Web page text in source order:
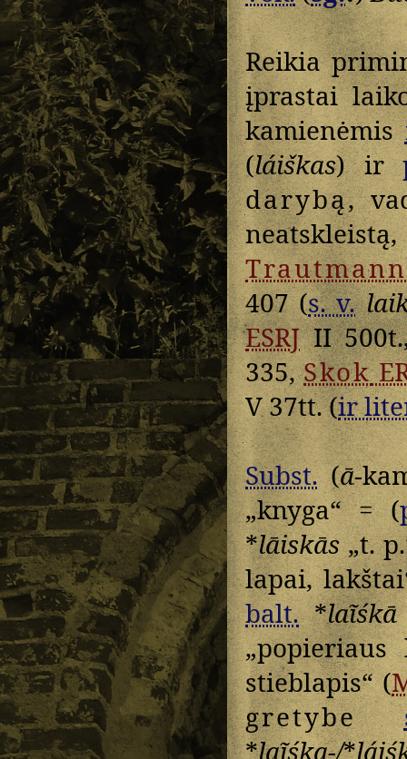
Reikia
įprastai
kamienėmis
(láiškas) ir
darybą,
Trautmann
407 (s. v.
ESRJII
335,Skok
V 37tt. (ir
Subst.(ā-
„knyga“ = (
*lāiskās„t.
lapai,
balt.*laĩśkā
„popieriaus
stieblapis“ (
gretybe
*laĩśka-/*